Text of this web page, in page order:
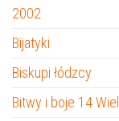
2002
Bijatyki
Biskupi łódzcy
Bitwy i boje 14